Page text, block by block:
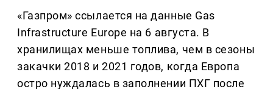
«Газпром» ссылается на данные Gas
Infrastructure Europe на 6 августа. В
хранилищах меньше топлива, чем в сезоны
закачки 2018 и 2021 годов, когда Европа
остро нуждалась в заполнении ПХГ после